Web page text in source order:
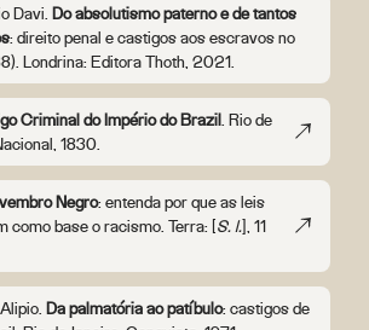
Davi. Do absolutismo paterno e de tantos
: direito penal e castigos aos escravos no
Londrina: Editora Thoth, 2021.
Criminal do Império do Brazil . Rio de
1830.
Negro: entenda por que as leis
como base o racismo. Terra: [S. l.], 11
Da palmatória ao patíbulo: castigos de